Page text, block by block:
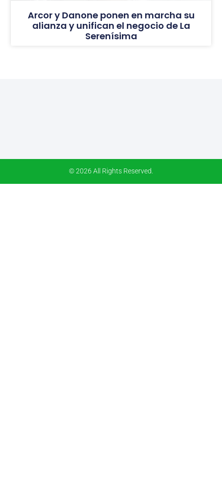
Arcor y Danone ponen en marcha su
alianza y unifican el negocio de La
Serenísima
© 2026 All Rights Reserved.